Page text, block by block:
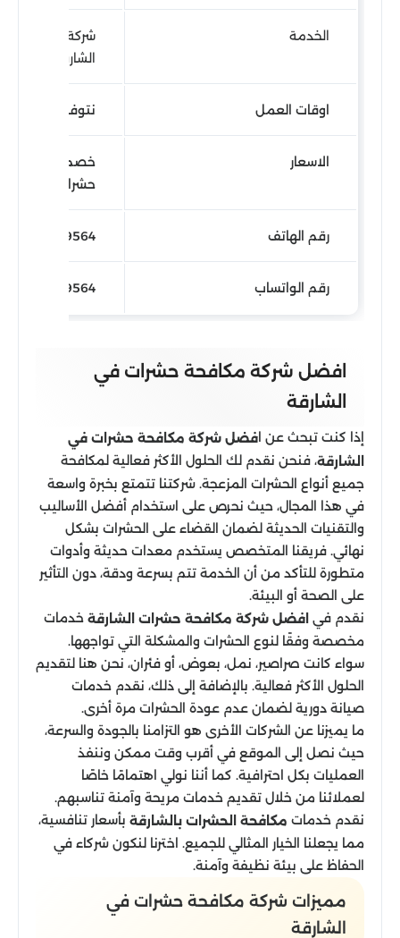
الخدمة
شركة مكافحة
الشارقة
اوقات العمل نتوفر على مدار 24 ساعة
الاسعار
حشرات في
رقم الهاتف 0566909564
رقم الواتساب 971566909564
افضل شركة مكافحة حشرات في
الشارقة
إذا كنت تبحث عن ا فضل شركة مكافحة حشرات في
الشارقة، فنحن نقدم لك الحلول الأكثر فعالية لمكافحة
جميع أنواع الحشرات المزعجة. شركتنا تتمتع بخبرة واسعة
في هذا المجال، حيث نحرص على استخدام أفضل الأساليب
والتقنيات الحديثة لضمان القضاء على الحشرات بشكل
نهائي. فريقنا المتخصص يستخدم معدات حديثة وأدوات
متطورة للتأكد من أن الخدمة تتم بسرعة ودقة، دون التأثير
على الصحة أو البيئة.
نقدم في افضل شركة مكافحة حشرات الشارقة خدمات
مخصصة وفقًا لنوع الحشرات والمشكلة التي تواجهها.
سواء كانت صراصير، نمل، بعوض، أو فئران، نحن هنا لتقديم
الحلول الأكثر فعالية. بالإضافة إلى ذلك، نقدم خدمات
صيانة دورية لضمان عدم عودة الحشرات مرة أخرى.
ما يميزنا عن الشركات الأخرى هو التزامنا بالجودة والسرعة،
حيث نصل إلى الموقع في أقرب وقت ممكن وننفذ
العمليات بكل احترافية. كما أننا نولي اهتمامًا خاصًا
لعملائنا من خلال تقديم خدمات مريحة وآمنة تناسبهم.
نقدم خدمات مكافحة الحشرات بالشارقة بأسعار تنافسية،
مما يجعلنا الخيار المثالي للجميع. اخترنا لنكون شركاء في
الحفاظ على بيئة نظيفة وآمنة.
مميزات شركة مكافحة حشرات في
الشارقة